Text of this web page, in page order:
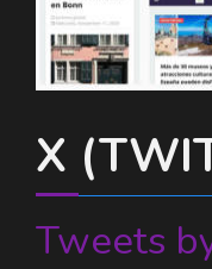
X
Tweets